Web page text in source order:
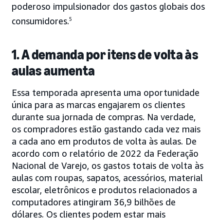
poderoso impulsionador dos gastos globais dos
consumidores.5
1. A demanda por itens de volta às
aulas aumenta
Essa temporada apresenta uma oportunidade
única para as marcas engajarem os clientes
durante sua jornada de compras. Na verdade,
os compradores estão gastando cada vez mais
a cada ano em produtos de volta às aulas. De
acordo com o relatório de 2022 da Federação
Nacional de Varejo, os gastos totais de volta às
aulas com roupas, sapatos, acessórios, material
escolar, eletrônicos e produtos relacionados a
computadores atingiram 36,9 bilhões de
dólares. Os clientes podem estar mais